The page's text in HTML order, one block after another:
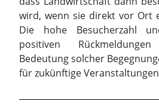
Mitgliederversammlung
Landvolkverbandes
Ehrungen und Neuwahl
Junglandwirte informierten
Initiative